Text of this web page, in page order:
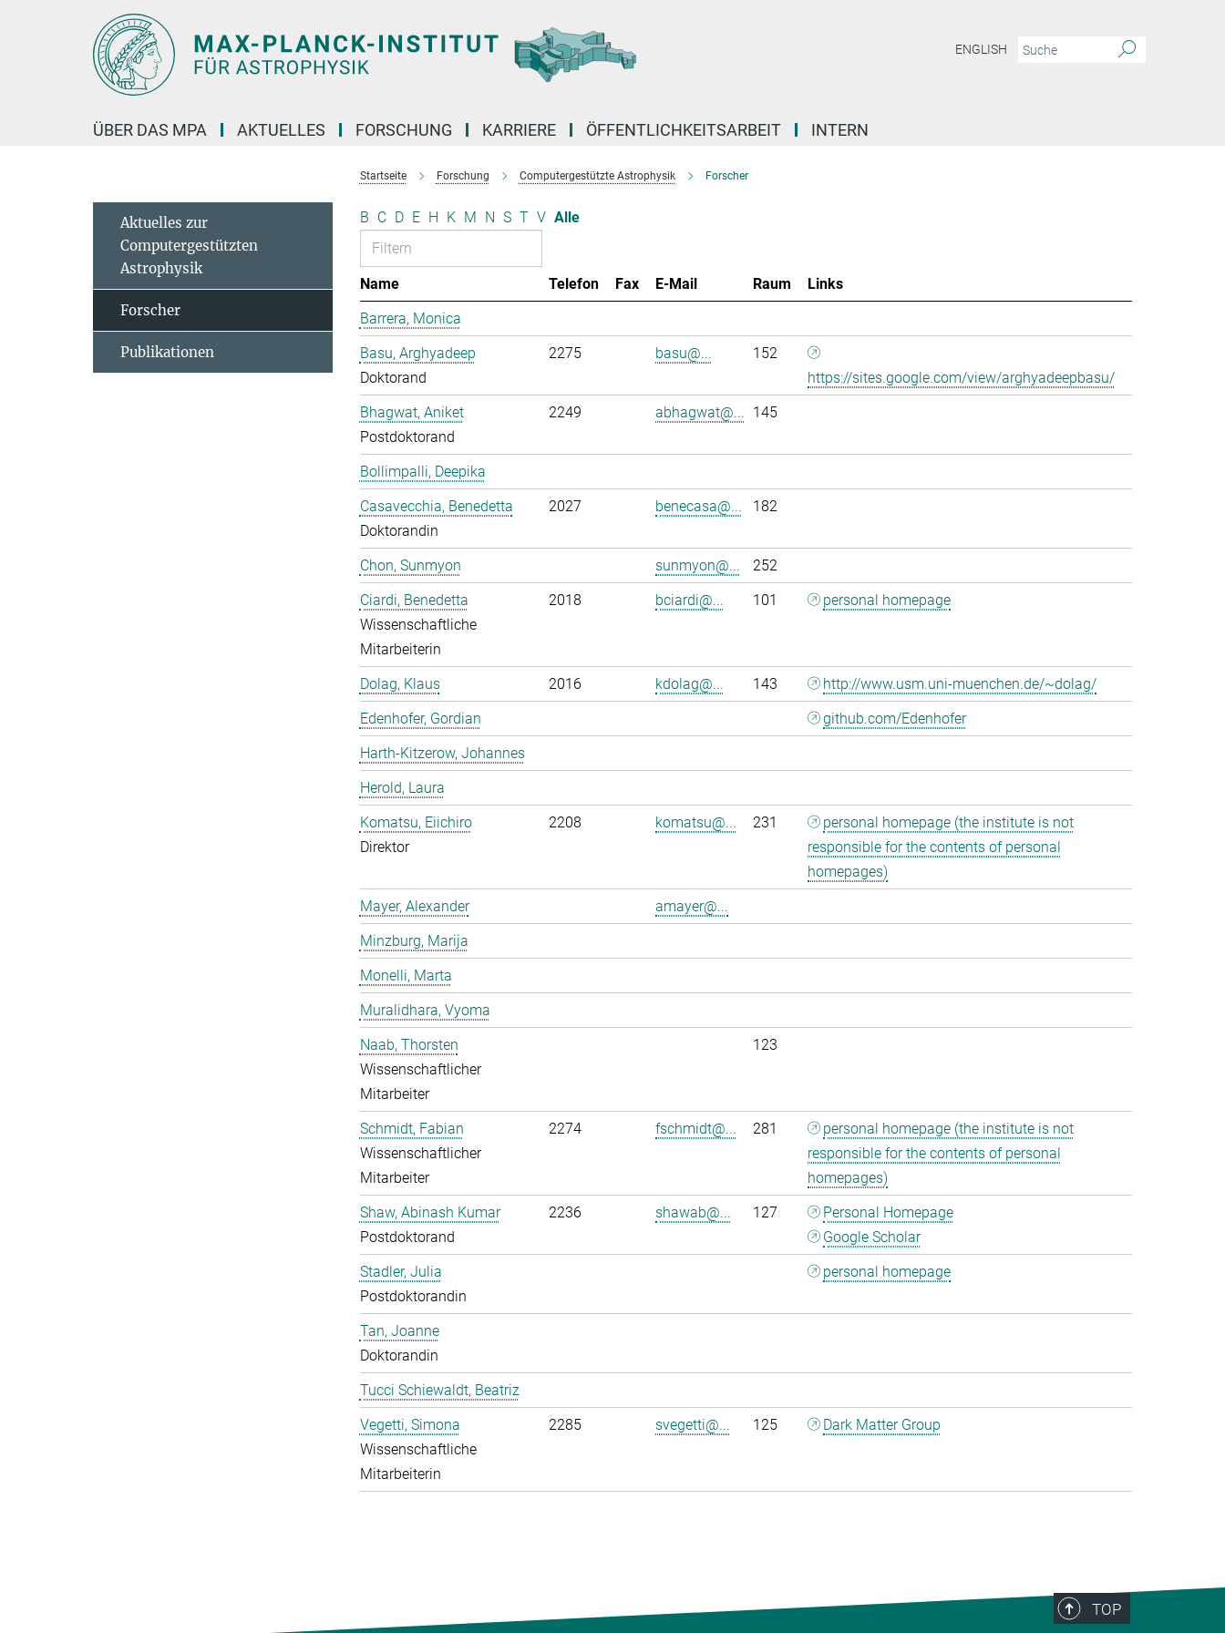
ENGLISH
ÜBER DAS MPA AKTUELLES FORSCHUNG KARRIERE ÖFFENTLICHKEITSARBEIT INTERN
Startseite Forschung Computergestützte Astrophysik Forscher
B C D E H K M N S T V Alle
Name Telefon Fax E-Mail Raum
Links
Barrera, Monica
Basu, Arghyadeep
Doktorand
2275 basu@...
152
https://sites.google.com/view/arghyadeepbasu/
Bhagwat, Aniket
Postdoktorand
2249 abhagwat@... 145
Bollimpalli, Deepika
Casavecchia, Benedetta
Doktorandin
2027 benecasa@... 182
Chon, Sunmyon sunmyon@...
252
Ciardi, Benedetta
Wissenschaftliche
Mitarbeiterin
2018 bciardi@... 101 personal homepage
Dolag, Klaus 2016 kdolag@... 143
http://www.usm.uni-muenchen.de/~dolag/
Edenhofer, Gordian
github.com/Edenhofer
Harth-Kitzerow, Johannes
Herold, Laura
Komatsu, Eiichiro
Direktor
2208 komatsu@... 231
personal homepage (the institute is not
responsible for the contents of personal
homepages)
Mayer, Alexander
amayer@...
Minzburg, Marija
Monelli, Marta
Muralidhara, Vyoma
Naab, Thorsten
Wissenschaftlicher
Mitarbeiter
123
Schmidt, Fabian
Wissenschaftlicher
Mitarbeiter
2274 fschmidt@... 281
personal homepage (the institute is not
responsible for the contents of personal
homepages)
Shaw, Abinash Kumar
Postdoktorand
2236 shawab@... 127
Personal Homepage
Google Scholar
Stadler, Julia
Postdoktorandin
personal homepage
Tan, Joanne
Doktorandin
Tucci Schiewaldt, Beatriz
Vegetti, Simona
Wissenschaftliche
Mitarbeiterin
2285 svegetti@... 125 Dark Matter Group
Aktuelles zur
Computergestützten
Astrophysik
Forscher
Publikationen
TOP